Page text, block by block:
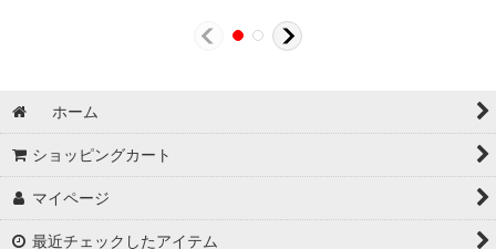
ホーム
ショッピングカート
マイページ
最近チェックしたアイテム